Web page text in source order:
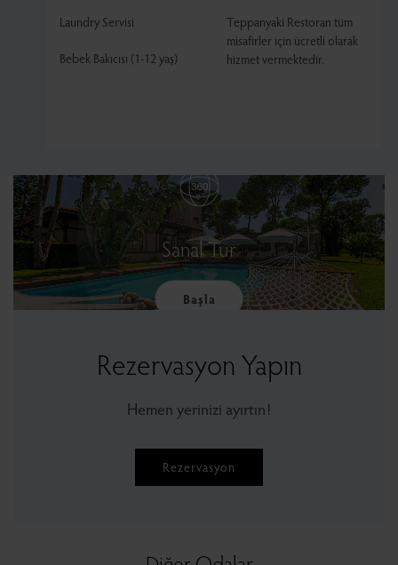
Laundry Servisi
Bebek Bakıcısı (1-12 yaş)
Teppanyaki Restoran tüm
misafirler için ücretli olarak
hizmet vermektedir.
Sanal Tur
Başla
Rezervasyon Yapın
Hemen yerinizi ayırtın!
Rezervasyon